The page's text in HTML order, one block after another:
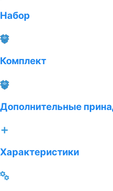
Набор
Комплект
Дополнительные
Характеристики